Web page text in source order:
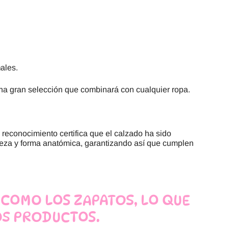
gran selección que combinará con cualquier ropa.
reconocimiento certifica que el calzado ha sido
y forma anatómica, garantizando así que cumplen
LOS ZAPATOS, LO QUE
PRODUCTOS.